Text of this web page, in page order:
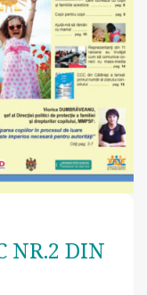
NR.2 DIN